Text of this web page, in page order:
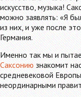
искусство, музыка!
можно заявлять: «Я
из них, и уже после
Германия.
Именно так мы и
Саксониюзнакомит
средневековой
неординарными